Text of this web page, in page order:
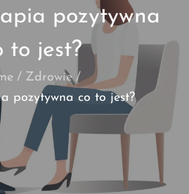
pozytywna
to jest?
Zdrowie
pozytywna co to jest?